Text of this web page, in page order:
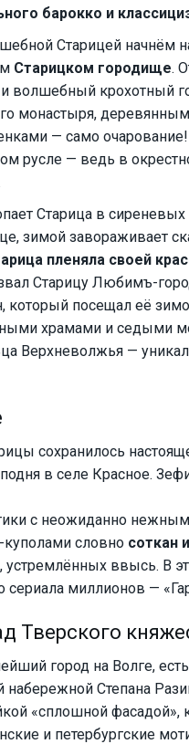
барокко и
Старицей начнём
Старицком городище.
волшебный крохотный
монастыря,
— само очарование!
русле — ведь в
Старица в
зимой завораживает
пленяла своей
Старицу Любимъ-
посещал её
храмами и седыми
Верхневолжья —
сохранилось
в селе Красное.
с неожиданно
словно соткан
ввысь. В
миллионов —
Тверского
город на Волге,
набережной Степана
«сплошной
и петербургские